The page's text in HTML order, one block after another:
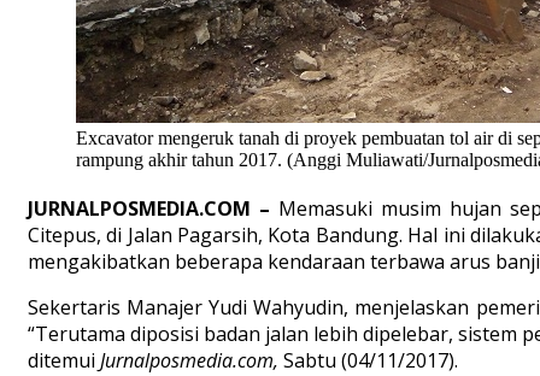
Excavator mengeruk tanah di proyek pembuatan tol air di
rampung akhir tahun 2017. (Anggi Muliawati/
JURNALPOSMEDIA.COM – Memasuki musim hujan
Citepus, di Jalan Pagarsih, Kota Bandung. Hal ini
mengakibatkan beberapa kendaraan terbawa arus
Sekertaris Manajer Yudi Wahyudin, menjelaskan
“Terutama diposisi badan jalan lebih dipelebar, sistem
ditemui Jurnalposmedia.com, Sabtu (04/11/2017).